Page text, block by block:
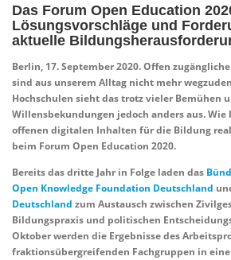
Das Forum Open Education
Lösungsvorschläge und
aktuelle
Berlin, 17. September 2020. Offen
sind aus unserem Alltag nicht mehr
Hochschulen sieht das trotz vieler Bemühen
Willensbekundungen jedoch anders aus. Wie
offenen digitalen Inhalten für die Bildung
beim Forum Open Education 2020.
Bereits das dritte Jahr in Folge laden das
Open Knowledge Foundation Deutschland
Deutschland zum Austausch zwischen
Bildungspraxis und politischen
Oktober werden die Ergebnisse des
fraktionsübergreifenden Fachgruppen in